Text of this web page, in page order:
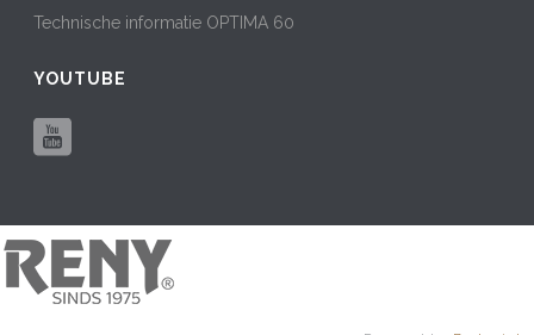
Technische informatie OPTIMA 60
YOUTUBE